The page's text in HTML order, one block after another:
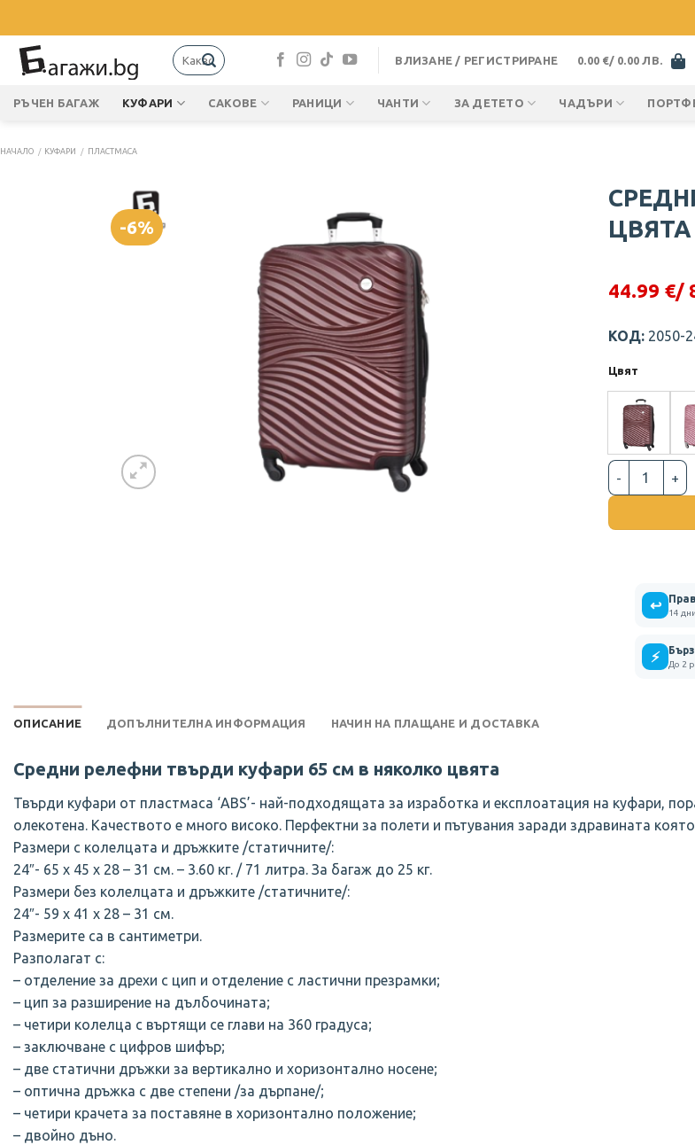
to
content
Търсене
за:
ВЛИЗАНЕ / РЕГИСТРИРАНЕ 0.00 €/ 0.00 ЛВ.
РЪЧЕН БАГАЖ КУФАРИ САКОВЕ РАНИЦИ ЧАНТИ ЗА ДЕТЕТО ЧАДЪРИ
НАЧАЛО / КУФАРИ / ПЛАСТМАСА
-6%
ЦВЯТА
Original
was:
44.99 €
е:
/
КОД: 2050-
Цвят
количество
↩ 14
⚡ До 2
ОПИСАНИЕ ДОПЪЛНИТЕЛНА ИНФОРМАЦИЯ НАЧИН НА ПЛАЩАНЕ И ДОСТАВКА
Средни релефни твърди куфари 65 см в няколко цвята
Твърди куфари от пластмаса ‘ABS’- най-подходящата за изработка и експлоатация на куфари,
олекотена. Качеството е много високо. Перфектни за полети и пътувания заради здравината
Размери с колелцата и дръжките /статичните/:
24″- 65 х 45 х 28 – 31 см. – 3.60 кг. / 71 литра. За багаж до 25 кг.
Размери без колелцата и дръжките /статичните/:
24″- 59 х 41 х 28 – 31 см.
Размерите са в сантиметри.
Разполагат с:
– отделение за дрехи с цип и отделение с ластични презрамки;
– цип за разширение на дълбочината;
– четири колелца с въртящи се глави нa 360 градуса;
– заключване с цифров шифър;
– две статични дръжки за вертикално и хоризонтално носене;
– оптична дръжка с две степени /за дърпане/;
– четири крачета за поставяне в хоризонтално положение;
– двойно дъно.